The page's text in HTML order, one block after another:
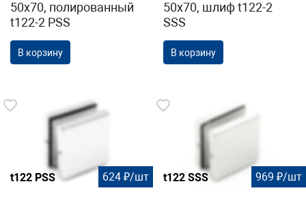
50х70, полированный
t122-2 PSS
В корзину
50х70, шлиф t122-2
SSS
В корзину
t122 PSS 624 ₽/шт t122 SSS 969 ₽/шт